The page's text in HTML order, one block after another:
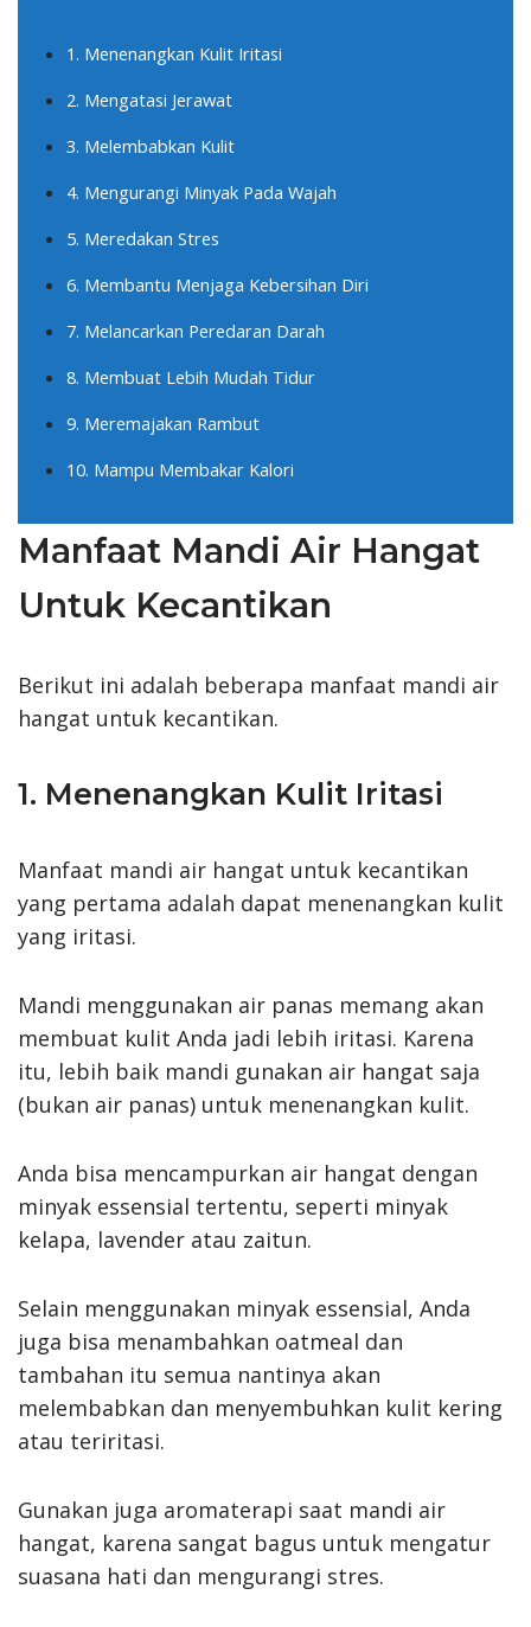
1. Menenangkan Kulit Iritasi
2. Mengatasi Jerawat
3. Melembabkan Kulit
4. Mengurangi Minyak Pada Wajah
5. Meredakan Stres
6. Membantu Menjaga Kebersihan Diri
7. Melancarkan Peredaran Darah
8. Membuat Lebih Mudah Tidur
9. Meremajakan Rambut
10. Mampu Membakar Kalori
Manfaat Mandi Air Hangat
Untuk Kecantikan
Berikut ini adalah beberapa manfaat mandi air
hangat untuk kecantikan.
1. Menenangkan Kulit Iritasi
Manfaat mandi air hangat untuk kecantikan
yang pertama adalah dapat menenangkan kulit
yang iritasi.
Mandi menggunakan air panas memang akan
membuat kulit Anda jadi lebih iritasi. Karena
itu, lebih baik mandi gunakan air hangat saja
(bukan air panas) untuk menenangkan kulit.
Anda bisa mencampurkan air hangat dengan
minyak essensial tertentu, seperti minyak
kelapa, lavender atau zaitun.
Selain menggunakan minyak essensial, Anda
juga bisa menambahkan oatmeal dan
tambahan itu semua nantinya akan
melembabkan dan menyembuhkan kulit kering
atau teriritasi.
Gunakan juga aromaterapi saat mandi air
hangat, karena sangat bagus untuk mengatur
suasana hati dan mengurangi stres.